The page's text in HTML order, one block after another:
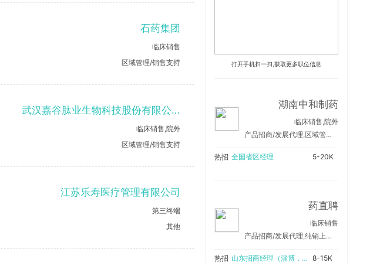
石药集团
临床销售
区域管理/销售支持
武汉嘉谷肽业生物科技股份有限公司
临床销售,院外
区域管理/销售支持
江苏乐寿医疗管理有限公司
第三终端
其他
打开手机扫一扫,获取更多职位信息
湖南中和制药
临床销售,院外
产品招商/发展代理,区域管理/销售支持
热招 全国省区经理 5-20K
药直聘
临床销售
产品招商/发展代理,纯销上量/销售产品
热招 山东招商经理（淄博，东营，德州，滨州，临沂） 8-15K